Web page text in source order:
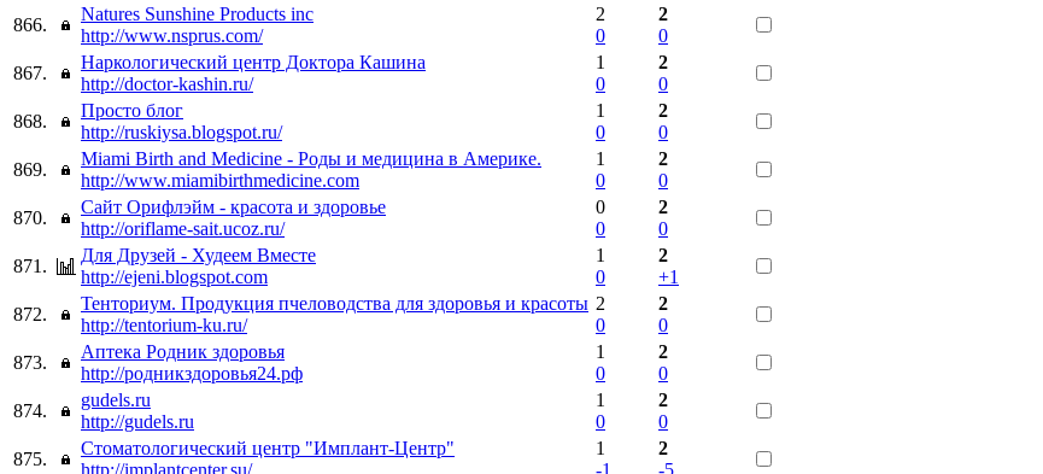
866.
Natures Sunshine Products inc
http://www.nsprus.com/
2
0
2
0
867.
Наркологический центр Доктора Кашина
http://doctor-kashin.ru/
1
0
2
0
868.
Просто блог
http://ruskiysa.blogspot.ru/
1
0
2
0
869.
Miami Birth and Medicine - Роды и медицина в Америке.
http://www.miamibirthmedicine.com
1
0
2
0
870.
Сайт Орифлэйм - красота и здоровье
http://oriflame-sait.ucoz.ru/
0
0
2
0
871.
Для Друзей - Худеем Вместе
http://ejeni.blogspot.com
1
0
2
+1
872.
Тенториум. Продукция пчеловодства для здоровья и красоты
http://tentorium-ku.ru/
2
0
2
0
873.
Аптека Родник здоровья
http://родникздоровья24.рф
1
0
2
0
874.
gudels.ru
http://gudels.ru
1
0
2
0
875.
Стоматологический центр "Имплант-Центр"
http://implantcenter.su/
1
-1
2
-5